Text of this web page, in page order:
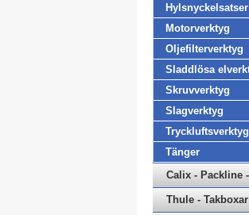
Hylsnyckelsatser
Motorverktyg
Oljefilterverktyg
Sladdlösa
Skruvverktyg
Slagverktyg
Tryckluftsverktyg
Tänger
Calix - Packline
Thule - Takboxar